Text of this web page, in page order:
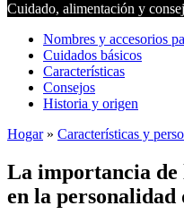
Cuidado, alimentación y
Nombres y accesorios
Cuidados básicos
Características
Consejos
Historia y origen
Hogar» Características y
La importancia de
en la personalidad